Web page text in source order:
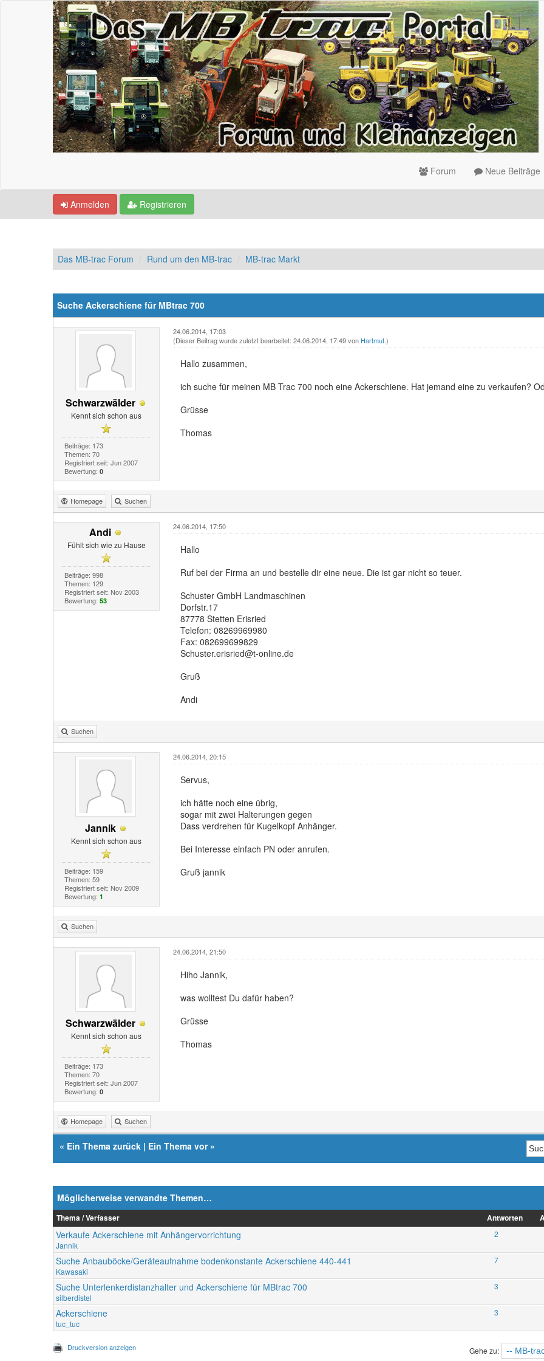
Forum Neue Beiträge
Anmelden Registrieren
Das MB-trac Forum Rund um den MB-trac MB-trac Markt
Suche Ackerschiene für MBtrac 700
Schwarzwälder
Kennt sich schon aus
Beiträge: 173
Themen: 70
Registriert seit: Jun 2007
Bewertung: 0
24.06.2014, 17:03
(Dieser Beitrag wurde zuletzt bearbeitet: 24.06.2014, 17:49 von Hartmut.)
Hallo zusammen,
ich suche für meinen MB Trac 700 noch eine Ackerschiene. Hat jemand eine zu verkaufen?
Grüsse
Thomas
Homepage Suchen
Andi
Fühlt sich wie zu Hause
Beiträge: 998
Themen: 129
Registriert seit: Nov 2003
Bewertung: 53
24.06.2014, 17:50
Hallo
Ruf bei der Firma an und bestelle dir eine neue. Die ist gar nicht so teuer.
Schuster GmbH Landmaschinen
Dorfstr.17
87778 Stetten Erisried
Telefon: 08269969980
Fax: 082699699829
Schuster.erisried@t-online.de
Gruß
Andi
Suchen
Jannik
Kennt sich schon aus
Beiträge: 159
Themen: 59
Registriert seit: Nov 2009
Bewertung: 1
24.06.2014, 20:15
Servus,
ich hätte noch eine übrig,
sogar mit zwei Halterungen gegen
Dass verdrehen für Kugelkopf Anhänger.
Bei Interesse einfach PN oder anrufen.
Gruß jannik
Suchen
Schwarzwälder
Kennt sich schon aus
Beiträge: 173
Themen: 70
Registriert seit: Jun 2007
Bewertung: 0
24.06.2014, 21:50
Hiho Jannik,
was wolltest Du dafür haben?
Grüsse
Thomas
Homepage Suchen
« Ein Thema zurück | Ein Thema vor»
Möglicherweise verwandte Themen…
Thema / Verfasser Antworten
Verkaufe Ackerschiene mit Anhängervorrichtung
Jannik
2
Suche Anbauböcke/Geräteaufnahme bodenkonstante Ackerschiene 440-441
Kawasaki
7
Suche Unterlenkerdistanzhalter und Ackerschiene für MBtrac 700
silberdistel
3
Ackerschiene
tuc_tuc
3
Druckversion anzeigen Gehe zu: